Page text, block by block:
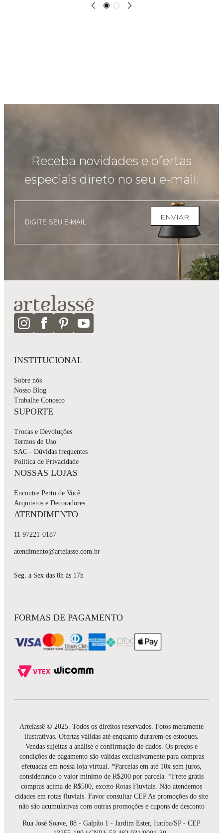
Receba novidades e ofertas
especiais direto no seu e-mail.
ENVIAR
INSTITUCIONAL
Sobre nós
Nosso Blog
Trabalhe Conosco
SUPORTE
Trocas e Devoluções
Termos de Uso
SAC - Dúvidas frequentes
Política de Privacidade
NOSSAS LOJAS
Encontre Perto de Você
Arquitetos e Decoradores
ATENDIMENTO
11 97221-0187
atendimento@artelasse.com.br
Seg. a Sex das 8h às 17h
FORMAS DE PAGAMENTO
Artelassê © 2025. Todos os direitos reservados. Fotos meramente
ilustrativas. Ofertas válidas até enquanto durarem os estoques.
Vendas sujeitas a análise e confirmação de dados. Os preços e
condições de pagamento são válidas exclusivamente para compras
efetuadas em nossa loja virtual. *Parcelas em até 10x sem juros,
considerando o valor mínimo de R$200 por parcela. *Frete grátis
compras acima de R$500, exceto Rotas Fluviais. Não atendemos
cidades em rotas fluviais. Favor consultar CEP As promoções do site
não são acumulativas com outras promoções e cupons de desconto
Rua José Soave, 88 - Galpão 1 - Jardim Ester, Itatiba/SP - CEP